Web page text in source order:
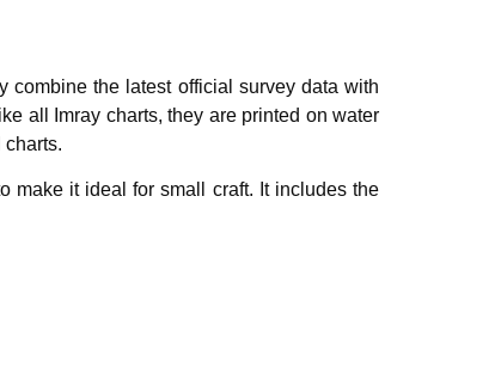
combine the latest official survey data with
all Imray charts, they are printed on water
make it ideal for small craft. It includes the